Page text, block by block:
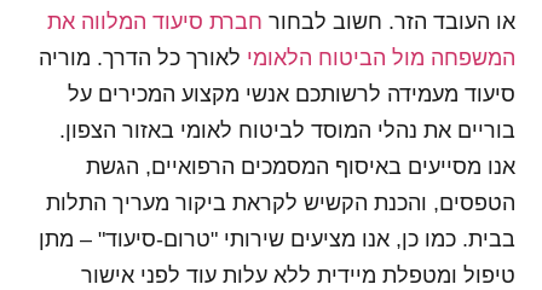
או העובד הזר. חשוב לבחור חברת סיעוד המלווה את
המשפחה מול הביטוח הלאומי לאורך כל הדרך. מוריה
סיעוד מעמידה לרשותכם אנשי מקצוע המכירים על
בוריים את נהלי המוסד לביטוח לאומי באזור הצפון.
אנו מסייעים באיסוף המסמכים הרפואיים, הגשת
הטפסים, והכנת הקשיש לקראת ביקור מעריך התלות
בבית. כמו כן, אנו מציעים שירותי "טרום-סיעוד" – מתן
טיפול ומטפלת מיידית ללא עלות עוד לפני אישור